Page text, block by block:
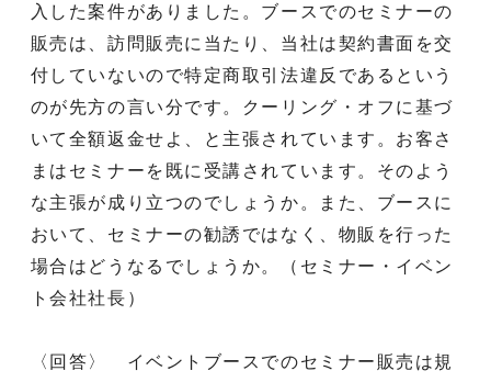
入した案件がありました。ブースでのセミナーの
販売は、訪問販売に当たり、当社は契約書面を交
付していないので特定商取引法違反であるという
のが先方の言い分です。クーリング・オフに基づ
いて全額返金せよ、と主張されています。お客さ
まはセミナーを既に受講されています。そのよう
な主張が成り立つのでしょうか。また、ブースに
おいて、セミナーの勧誘ではなく、物販を行った
場合はどうなるでしょうか。（セミナー・イベン
ト会社社長）
〈回答〉 イベントブースでのセミナー販売は規